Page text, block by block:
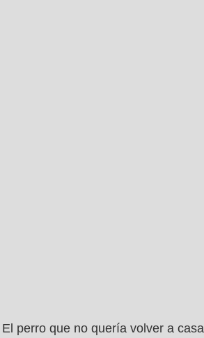
El perro que no quería volver a casa